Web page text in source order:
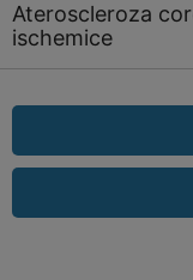
Ateroscleroza
ischemice